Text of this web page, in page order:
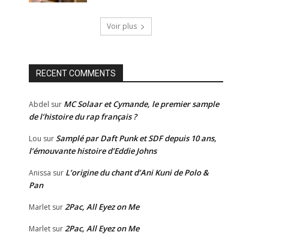
Voir plus
RECENT COMMENTS
Abdel sur MC Solaar et Cymande, le premier sample
de l’histoire du rap français ?
Lou surSamplé par Daft Punk et SDF depuis 10 ans,
l’émouvante histoire d’Eddie Johns
Anissa sur L’origine du chant d’Ani Kuni de Polo &
Pan
Marlet sur2Pac, All Eyez on Me
Marlet sur2Pac, All Eyez on Me